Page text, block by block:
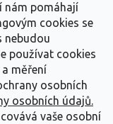
nám pomáhají
cookies se
nebudou
používat cookies
měření
osobních
osobních údajů.
vaše osobní